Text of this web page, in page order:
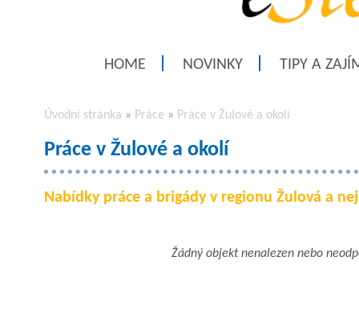
HOME NOVINKY TIPY A
Úvodní stránka » Práce » Práce v Žulové a okolí
Práce v Žulové a okolí
Nabídky práce a brigády v regionu Žulová a
Žádný objekt nenalezen nebo